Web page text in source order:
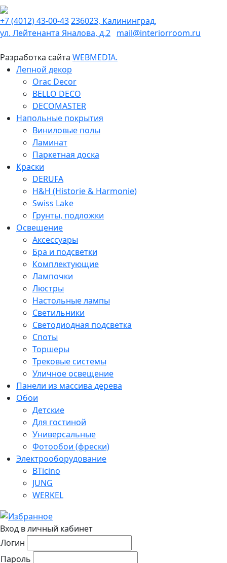
+7 (4012) 43-00-43236023, Калининград,
ул. Лейтенанта Яналова, д.2 mail@interiorroom.ru
Разработка сайта WEBMEDIA.
Лепной декор
Orac Decor
BELLO DECO
DECOMASTER
Напольные покрытия
Виниловые полы
Ламинат
Паркетная доска
Краски
DERUFA
H&H (Historie & Harmonie)
Swiss Lake
Грунты, подложки
Освещение
Аксессуары
Бра и подсветки
Комплектующие
Лампочки
Люстры
Настольные лампы
Светильники
Светодиодная подсветка
Споты
Торшеры
Трековые системы
Уличное освещение
Панели из массива дерева
Обои
Детские
Для гостиной
Универсальные
Фотообои (фрески)
Электрооборудование
BTicino
JUNG
WERKEL
Вход в личный кабинет
Логин
Пароль